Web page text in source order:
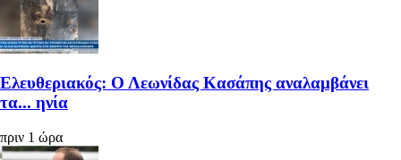
Ελευθεριακός: Ο Λεωνίδας Κασάπης αναλαμβάνει
τα... ηνία
πριν 1 ώρα